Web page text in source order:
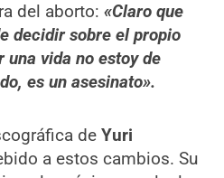
del aborto:«Claro que
decidir sobre el propio
una vida no estoy de
es un asesinato».
deYuri
a estos cambios. Su